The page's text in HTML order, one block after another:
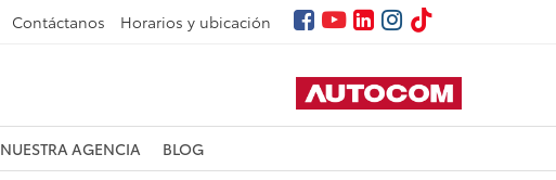
Contáctanos Horarios y ubicación
NUESTRA AGENCIA BLOG